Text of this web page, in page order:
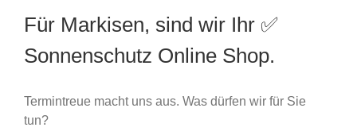
Für Markisen, sind wir Ihr ✅
Sonnenschutz Online Shop.
Termintreue macht uns aus. Was dürfen wir für Sie
tun?